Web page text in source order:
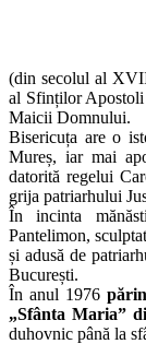
(din secolul al
al Sfinților
Maicii Domnului.
Bisericuța are o
Mureș, iar mai
datorită regelui
grija patriarhului
În incinta
Pantelimon,
și adusă de
București.
În anul 1976
„Sfânta Maria”
duhovnic până la